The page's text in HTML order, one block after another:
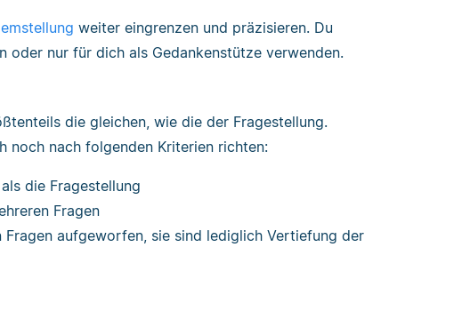
weiter eingrenzen und präzisieren. Du
oder nur für dich als Gedankenstütze verwenden.
die gleichen, wie die der Fragestellung.
noch nach folgenden Kriterien richten:
die Fragestellung
Fragen
Fragen aufgeworfen, sie sind lediglich Vertiefung der